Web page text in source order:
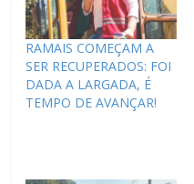
RAMAIS COMEÇAM A
SER RECUPERADOS: FOI
DADA A LARGADA, É
TEMPO DE AVANÇAR!